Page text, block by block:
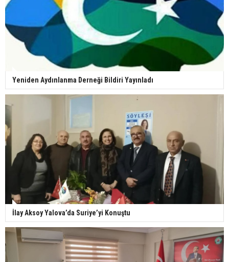
Yeniden Aydınlanma Derneği Bildiri Yayınladı
İlay Aksoy Yalova’da Suriye’yi Konuştu